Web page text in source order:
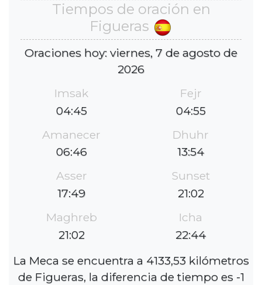
Tiempos de oración en
Figueras
Oraciones hoy: viernes, 7 de agosto de
2026
Imsak
04:45
Fejr
04:55
Amanecer
06:46
Dhuhr
13:54
Asser
17:49
Sunset
21:02
Maghreb
21:02
Icha
22:44
La Meca se encuentra a 4133,53 kilómetros
de Figueras, la diferencia de tiempo es -1